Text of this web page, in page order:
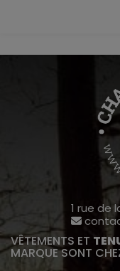
1 rue de
VÊTEMENTS ET
MARQUE SONT